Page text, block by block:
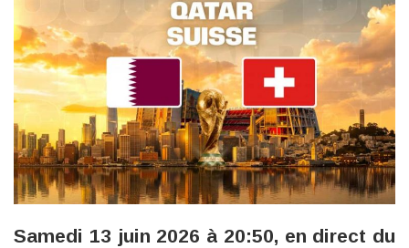
Samedi 13 juin 2026 à 20:50, en direct du